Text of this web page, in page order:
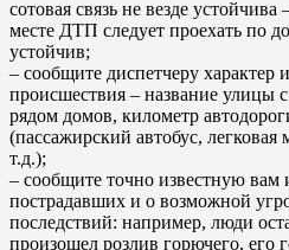
сотовая связь не везде
месте ДТП следует проехать по
устойчив;
– сообщите диспетчеру характер
происшествия – название улицы
рядом домов, километр
(пассажирский автобус, легковая
т.д.);
– сообщите точно известную
пострадавших и о возможной
последствий: например, люди
произошел розлив горючего, его